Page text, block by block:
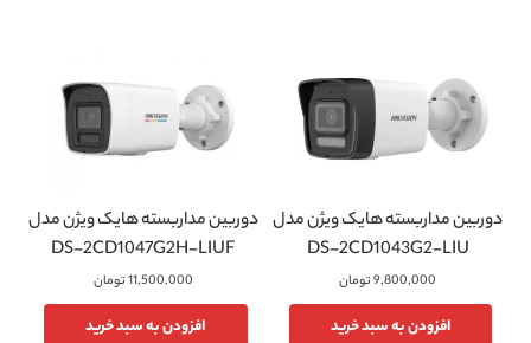
دوربین مداربسته هایک ویژن مدل
DS-2CD1043G2-LIU
9,800,000تومان
افزودن به سبد خرید
دوربین مداربسته هایک ویژن مدل
DS-2CD1047G2H-LIUF
11,500,000تومان
افزودن به سبد خرید